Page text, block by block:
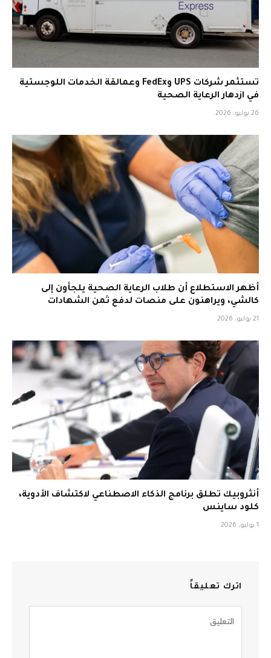
تستثمر شركات UPS وFedEx وعمالقة الخدمات اللوجستية
في ازدهار الرعاية الصحية
26 يوليو، 2026
أظهر الاستطلاع أن طلاب الرعاية الصحية يلجأون إلى
كالشي، ويراهنون على منصات لدفع ثمن الشهادات
21 يوليو، 2026
أنثروبيك تطلق برنامج الذكاء الاصطناعي لاكتشاف الأدوية،
كلود ساينس
1 يوليو، 2026
اترك تعليقاً